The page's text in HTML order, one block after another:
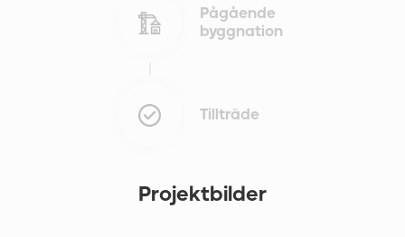
Pågående
byggnation
Tillträde
Projektbilder